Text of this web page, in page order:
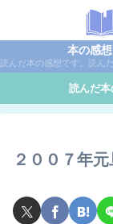
本の感想
読んだ
２００７年元